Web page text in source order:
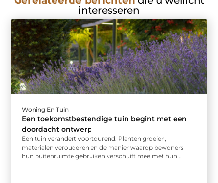
interesseren
Woning En Tuin
Een toekomstbestendige tuin begint met een
doordacht ontwerp
Een tuin verandert voortdurend. Planten groeien,
materialen verouderen en de manier waarop bewoners
hun buitenruimte gebruiken verschuift mee met hun ...